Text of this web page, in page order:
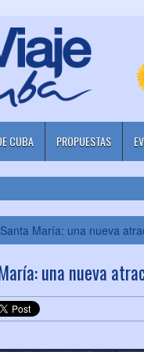
CUBA PROPUESTAS
María: una nueva
una nueva